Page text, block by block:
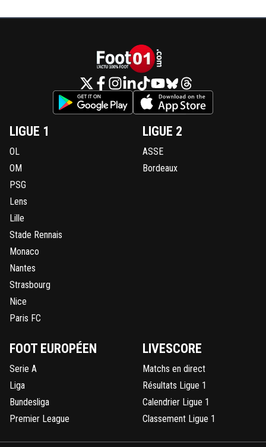
LIGUE 1
OL
OM
PSG
Lens
Lille
Stade Rennais
Monaco
Nantes
Strasbourg
Nice
Paris FC
LIGUE 2
ASSE
Bordeaux
FOOT EUROPÉEN
Serie A
Liga
Bundesliga
Premier League
LIVESCORE
Matchs en direct
Résultats Ligue 1
Calendrier Ligue 1
Classement Ligue 1